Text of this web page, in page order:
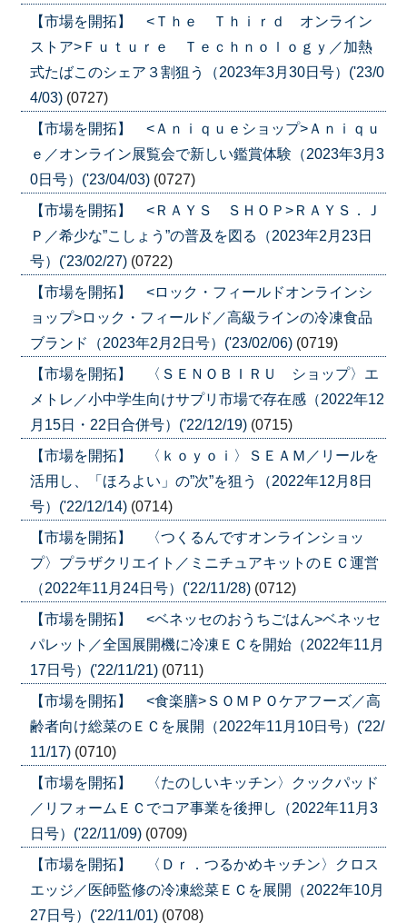
【市場を開拓】 <Ｔｈｅ Ｔｈｉｒｄ オンライン
ストア>Ｆｕｔｕｒｅ Ｔｅｃｈｎｏｌｏｇｙ／加熱
式たばこのシェア３割狙う（2023年3月30日号）('23/0
4/03) (0727)
【市場を開拓】 <Ａｎｉｑｕｅショップ>Ａｎｉｑｕ
ｅ／オンライン展覧会で新しい鑑賞体験（2023年3月3
0日号）('23/04/03) (0727)
【市場を開拓】 <ＲＡＹＳ ＳＨＯＰ>ＲＡＹＳ．Ｊ
Ｐ／希少な”こしょう”の普及を図る（2023年2月23日
号）('23/02/27) (0722)
【市場を開拓】 <ロック・フィールドオンラインシ
ョップ>ロック・フィールド／高級ラインの冷凍食品
ブランド（2023年2月2日号）('23/02/06) (0719)
【市場を開拓】 〈ＳＥＮＯＢＩＲＵ ショップ〉エ
メトレ／小中学生向けサプリ市場で存在感（2022年12
月15日・22日合併号）('22/12/19) (0715)
【市場を開拓】 〈ｋｏｙｏｉ〉ＳＥＡＭ／リールを
活用し、「ほろよい」の”次”を狙う（2022年12月8日
号）('22/12/14) (0714)
【市場を開拓】 〈つくるんですオンラインショッ
プ〉プラザクリエイト／ミニチュアキットのＥＣ運営
（2022年11月24日号）('22/11/28) (0712)
【市場を開拓】 <ベネッセのおうちごはん>ベネッセ
パレット／全国展開機に冷凍ＥＣを開始（2022年11月
17日号）('22/11/21) (0711)
【市場を開拓】 <食楽膳>ＳＯＭＰＯケアフーズ／高
齢者向け総菜のＥＣを展開（2022年11月10日号）('22/
11/17) (0710)
【市場を開拓】 〈たのしいキッチン〉クックパッド
／リフォームＥＣでコア事業を後押し（2022年11月3
日号）('22/11/09) (0709)
【市場を開拓】 〈Ｄｒ．つるかめキッチン〉クロス
エッジ／医師監修の冷凍総菜ＥＣを展開（2022年10月
27日号）('22/11/01) (0708)